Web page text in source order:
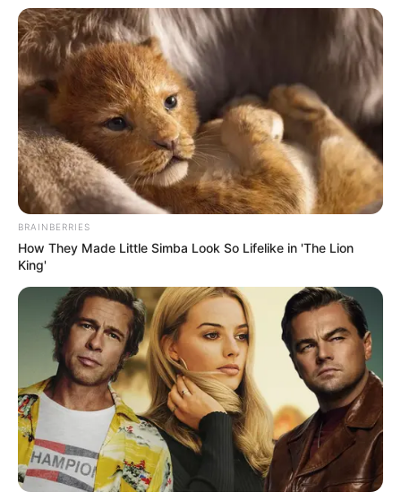
heures sur TF1.
BRAINBERRIES
How They Made Little Simba Look So Lifelike in 'The Lion
King'